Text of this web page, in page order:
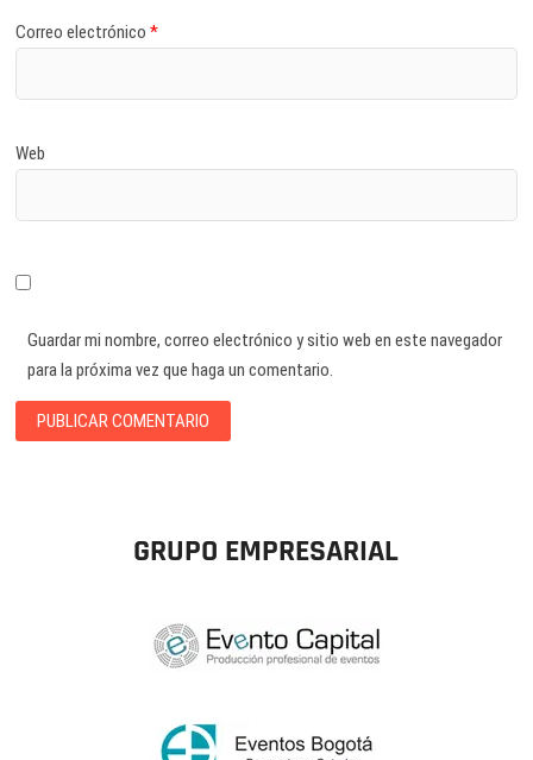
Correo electrónico*
Web
Guardar mi nombre, correo electrónico y sitio web en este navegador
para la próxima vez que haga un comentario.
GRUPO EMPRESARIAL